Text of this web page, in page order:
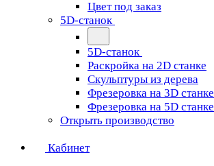
Цвет под заказ
5D-станок
5D-станок
Раскройка на 2D станке
Скульптуры из дерева
Фрезеровка на 3D станке
Фрезеровка на 5D станке
Открыть производство
Кабинет